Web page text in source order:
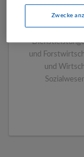
Bau |
und
und
Zwecke